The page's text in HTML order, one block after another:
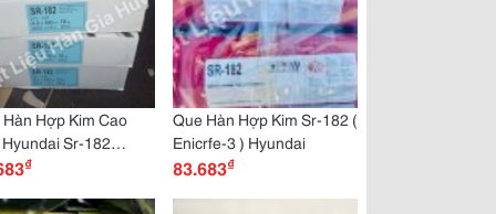
Hợp Kim Cao
Sr-182
3)
₫
Que Hàn Hợp Kim Sr-182 (
Enicrfe-3 ) Hyundai
83.683₫